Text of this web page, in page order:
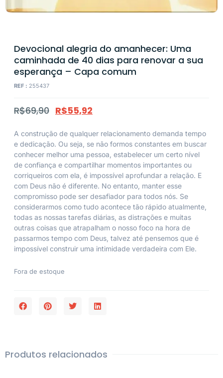
Devocional alegria do amanhecer: Uma
caminhada de 40 dias para renovar a sua
esperança – Capa comum
REF : 255437
R$69,90 R$55,92
A construção de qualquer relacionamento demanda tempo
e dedicação. Ou seja, se não formos constantes em buscar
conhecer melhor uma pessoa, estabelecer um certo nível
de confiança e compartilhar momentos importantes ou
corriqueiros com ela, é impossível aprofundar a relação. E
com Deus não é diferente. No entanto, manter esse
compromisso pode ser desafiador para todos nós. Se
considerarmos como tudo acontece tão rápido atualmente,
todas as nossas tarefas diárias, as distrações e muitas
outras coisas que atrapalham o nosso foco na hora de
passarmos tempo com Deus, talvez até pensemos que é
impossível construir uma intimidade verdadeira com Ele.
Fora de estoque
Produtos relacionados